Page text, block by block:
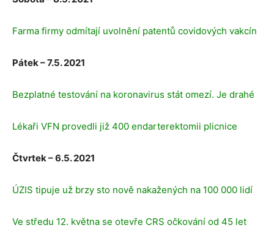
Farma firmy odmítají uvolnění patentů covidových vakcín
Pátek – 7.5. 2021
Bezplatné testování na koronavirus stát omezí. Je drahé
Lékaři VFN provedli již 400 endarterektomii plicnice
Čtvrtek – 6.5. 2021
ÚZIS tipuje už brzy sto nově nakažených na 100 000 lidí
Ve středu 12. května se otevře CRS očkování od 45 let